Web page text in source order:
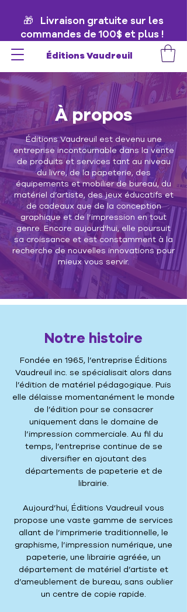
🎁 Livraison gratuite sur les
commandes de 100$ et plus !
Éditions Vaudreuil
À propos
Éditions Vaudreuil est devenu une
entreprise incontournable dans la vente
de produits et services tant au niveau
du livre, de la papeterie, des
équipements et mobilier de bureau, du
matériel d’artiste, des jeux éducatifs et
de cadeaux que de la conception
graphique et de l’impression en tout
genre. Encore aujourd'hui, elle poursuit
sa croissance et est constamment à la
recherche de nouvelles innovations pour
mieux vous servir.
Notre histoire
Fondée en 1965, l’entreprise Éditions
Vaudreuil inc. se spécialisait alors dans
l’édition de matériel pédagogique. Puis
elle délaisse momentanément le monde
de l’édition pour se consacrer
uniquement dans le domaine de
l’impression commerciale. Au fil du
temps, l’entreprise continue de se
diversifier en ajoutant des
départements de papeterie et de
librairie.
Aujourd’hui, Éditions Vaudreuil vous
propose une vaste gamme de services
allant de l’imprimerie traditionnelle, le
graphisme, l’impression numérique, une
papeterie, une librairie agréée, un
département de matériel d’artiste et
d’ameublement de bureau, sans oublier
un centre de copie rapide.